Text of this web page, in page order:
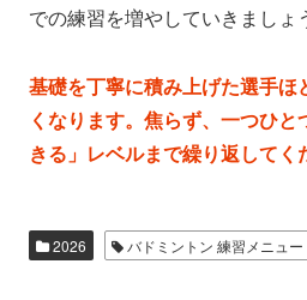
での練習を増やしていきましょ
基礎を丁寧に積み上げた選手ほ
くなります。焦らず、一つひ
きる」レベルまで繰り返してく
2026 バドミントン 練習メニュー